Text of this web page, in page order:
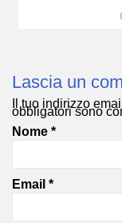
Lascia un
Il tuo indirizzo
obbligatori sono
Nome *
Email *